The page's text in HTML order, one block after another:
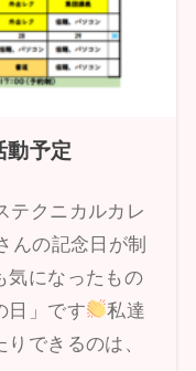
動予定
テクニカルカレ
んの記念日が制
気になったもの
日」です
私達
できるのは、